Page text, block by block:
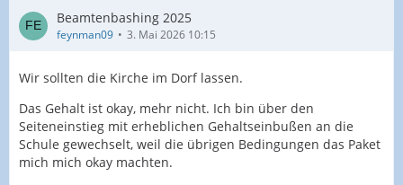
Beamtenbashing 2025
feynman09 3. Mai 2026 10:15
Wir sollten die Kirche im Dorf lassen.
Das Gehalt ist okay, mehr nicht. Ich bin über den
Seiteneinstieg mit erheblichen Gehaltseinbußen an die
Schule gewechselt, weil die übrigen Bedingungen das Paket
mich mich okay machten.